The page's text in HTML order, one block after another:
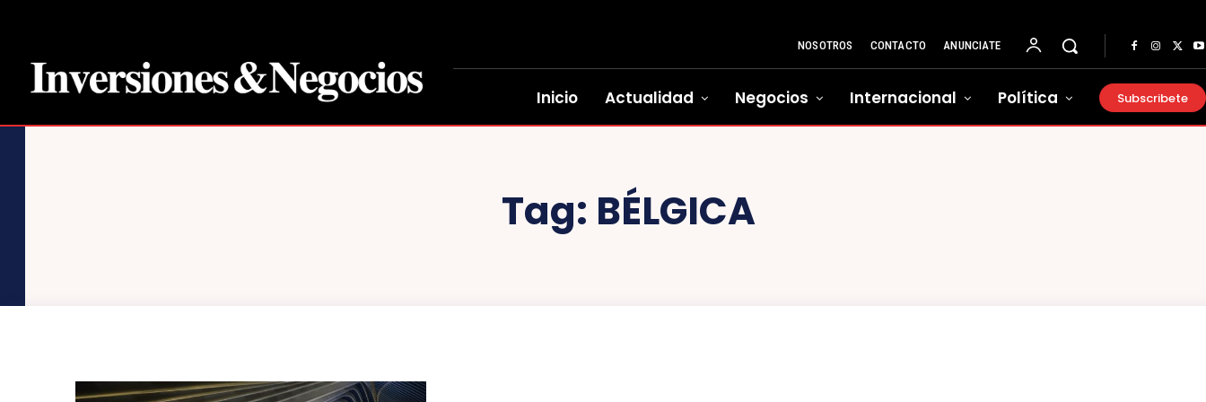
NOSOTROS CONTACTO ANUNCIATE
Inicio Actualidad Negocios Internacional Política Subscribete
Tag: BÉLGICA